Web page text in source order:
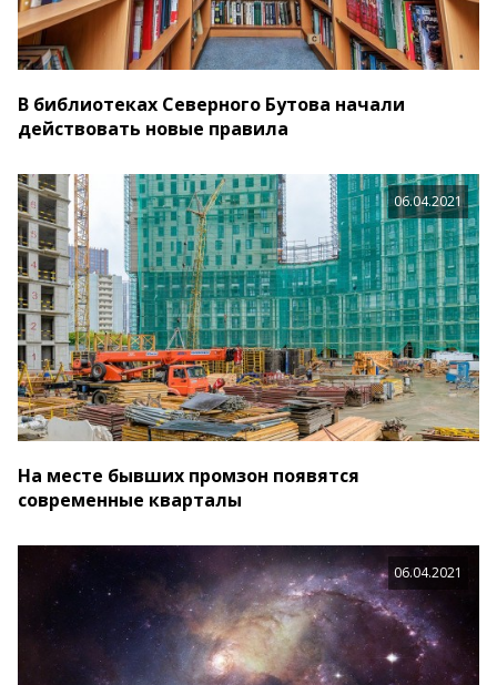
В библиотеках Северного Бутова начали
действовать новые правила
06.04.2021
На месте бывших промзон появятся
современные кварталы
06.04.2021